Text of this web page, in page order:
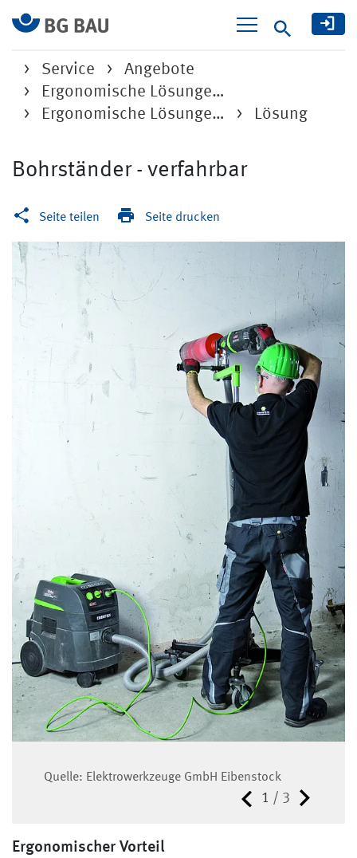
Suche
Service
Angebote
Ergonomische Lösunge…
Ergonomische Lösunge…
Lösung
Bohrständer - verfahrbar
Seite teilen Seite drucken
Quelle: Elektrowerkzeuge GmbH Eibenstock
Quelle: Elektrowerkzeuge GmbH Eibenstock
1 / 3
Ergonomischer Vorteil